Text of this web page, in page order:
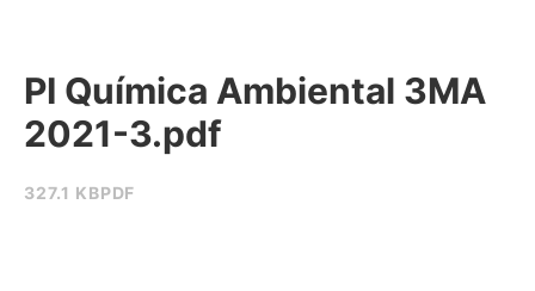
327.1 KBPDF
PI Química Ambiental 3MA
2021-3.pdf